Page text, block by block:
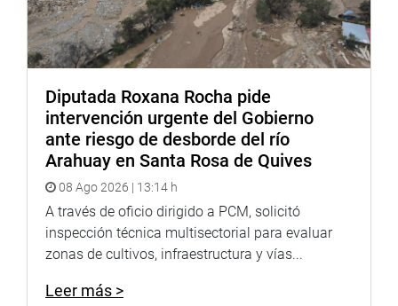
DESPACHO CONGRESISTA NORMA YARROW
LUMBRERAS
Diputada Roxana Rocha pide
intervención urgente del Gobierno
ante riesgo de desborde del río
Arahuay en Santa Rosa de Quives
08 Ago 2026 | 13:14 h
A través de oficio dirigido a PCM, solicitó
inspección técnica multisectorial para evaluar
zonas de cultivos, infraestructura y vías...
Leer más >